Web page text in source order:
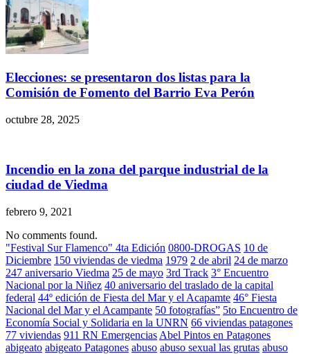
Elecciones: se presentaron dos listas para la
Comisión de Fomento del Barrio Eva Perón
octubre 28, 2025
Incendio en la zona del parque industrial de la
ciudad de Viedma
febrero 9, 2021
No comments found.
"Festival Sur Flamenco" 4ta Edición 0800-DROGAS 10 de
Diciembre 150 viviendas de viedma 1979 2 de abril 24 de marzo
247 aniversario Viedma 25 de mayo 3rd Track 3° Encuentro
Nacional por la Niñez 40 aniversario del traslado de la capital
federal 44º edición de Fiesta del Mar y el Acapamte 46° Fiesta
Nacional del Mar y el Acampante 50 fotografías” 5to Encuentro de
Economía Social y Solidaria en la UNRN 66 viviendas patagones
77 viviendas 911 RN Emergencias Abel Pintos en Patagones
abigeato abigeato Patagones abuso abuso sexual las grutas abuso